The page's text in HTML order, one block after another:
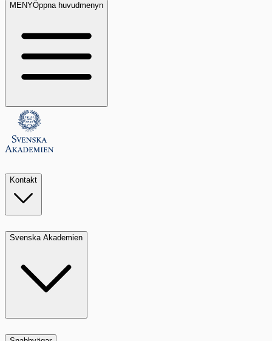
MENYÖppna huvudmenyn
Kontakt
Svenska Akademien